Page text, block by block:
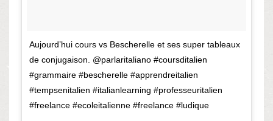
Aujourd’hui cours vs Bescherelle et ses super tableaux
de conjugaison. @parlaritaliano #coursditalien
#grammaire #bescherelle #apprendreitalien
#tempsenitalien #italianlearning #professeuritalien
#freelance #ecoleitalienne #freelance #ludique